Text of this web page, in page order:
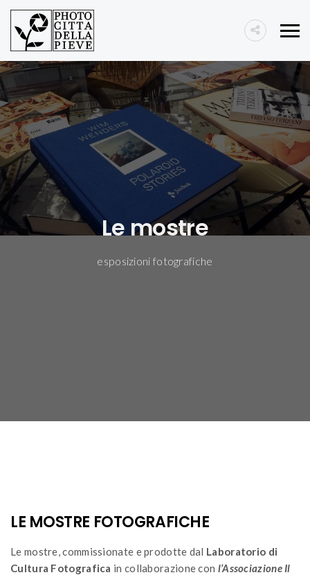
Le mostre
esposizioni fotografiche
LE MOSTRE FOTOGRAFICHE
Le mostre, commissionate e prodotte dal Laboratorio di
Cultura Fotografica in collaborazione con l’Associazione Il